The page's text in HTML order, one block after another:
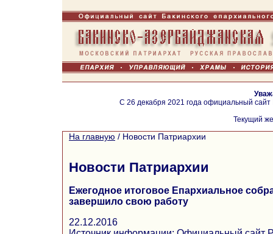
С 26 декабря 2021 года официальный
Текущий
На главную / Новости Патриархии
Новости Патриархии
Ежегодное итоговое Епархиальное
завершило свою работу
22.12.2016